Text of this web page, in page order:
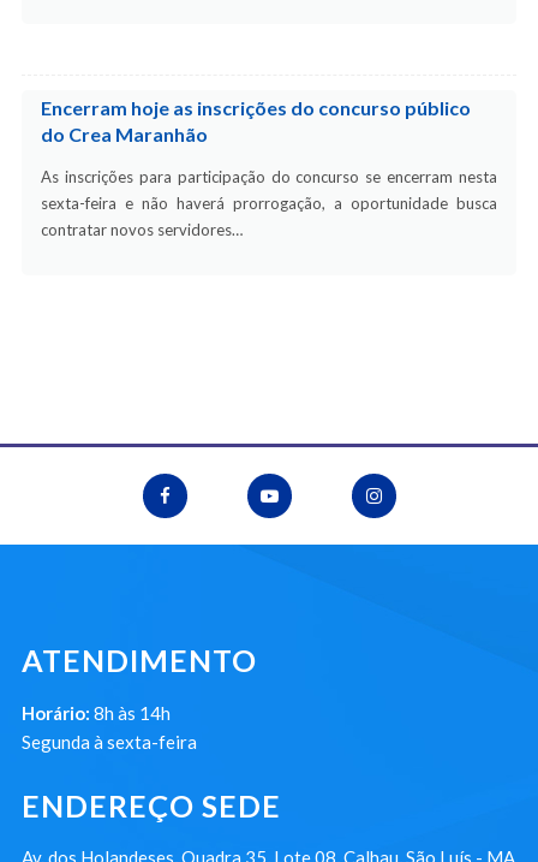
Encerram hoje as inscrições do concurso público
do Crea Maranhão
As inscrições para participação do concurso se encerram nesta
sexta-feira e não haverá prorrogação, a oportunidade busca
contratar novos servidores…
ATENDIMENTO
Horário: 8h às 14h
Segunda à sexta-feira
ENDEREÇO SEDE
Av. dos Holandeses, Quadra 35, Lote 08, Calhau, São Luís - MA